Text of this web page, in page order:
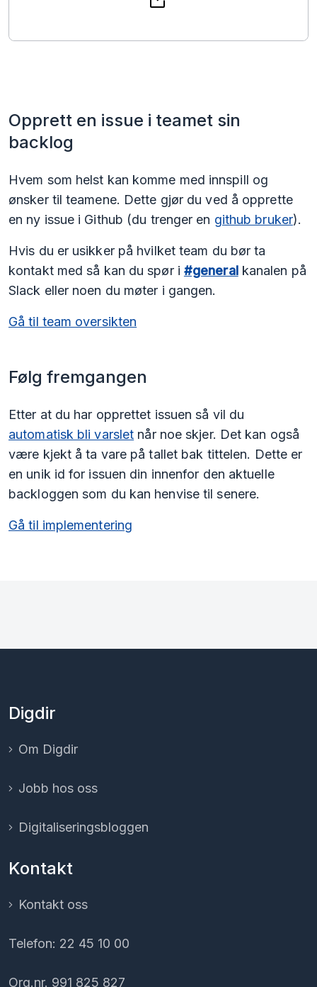
Opprett en issue i teamet sin
backlog
Hvem som helst kan komme med innspill og
ønsker til teamene. Dette gjør du ved å opprette
en ny issue i Github (du trenger en github bruker).
Hvis du er usikker på hvilket team du bør ta
kontakt med så kan du spør i #generalkanalen på
Slack eller noen du møter i gangen.
Gå til team oversikten
Følg fremgangen
Etter at du har opprettet issuen så vil du
automatisk bli varslet når noe skjer. Det kan også
være kjekt å ta vare på tallet bak tittelen. Dette er
en unik id for issuen din innenfor den aktuelle
backloggen som du kan henvise til senere.
Gå til implementering
Digdir
Om Digdir
Jobb hos oss
Digitaliserings­bloggen
Kontakt
Kontakt oss
Telefon: 22 45 10 00
Org.nr. 991 825 827